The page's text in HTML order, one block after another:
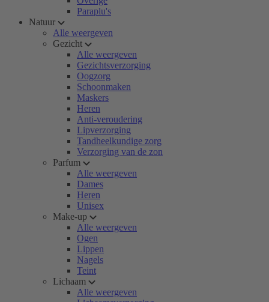
Paraplu's
Natuur
Alle weergeven
Gezicht
Alle weergeven
Gezichtsverzorging
Oogzorg
Schoonmaken
Maskers
Heren
Anti-veroudering
Lipverzorging
Tandheelkundige zorg
Verzorging van de zon
Parfum
Alle weergeven
Dames
Heren
Unisex
Make-up
Alle weergeven
Ogen
Lippen
Nagels
Teint
Lichaam
Alle weergeven